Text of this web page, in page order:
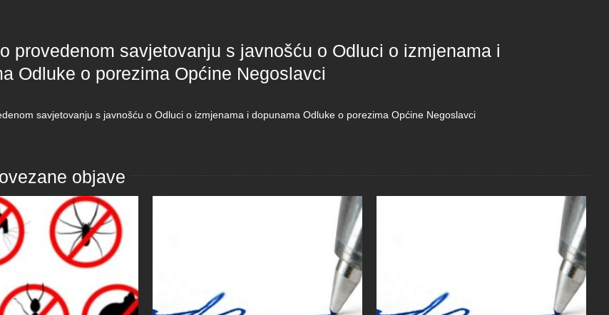
provedenom savjetovanju s javnošću o Odluci o izmjenama i
Odluke o porezima Općine Negoslavci
savjetovanju s javnošću o Odluci o izmjenama i dopunama Odluke o porezima Općine Negoslavci
objave